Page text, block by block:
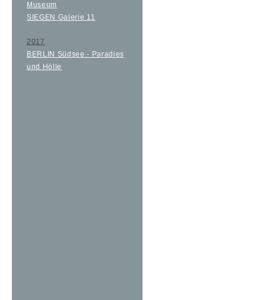
Museum
SIEGEN Galerie 11
2017
BERLIN Südsee - Paradies
und Hölle